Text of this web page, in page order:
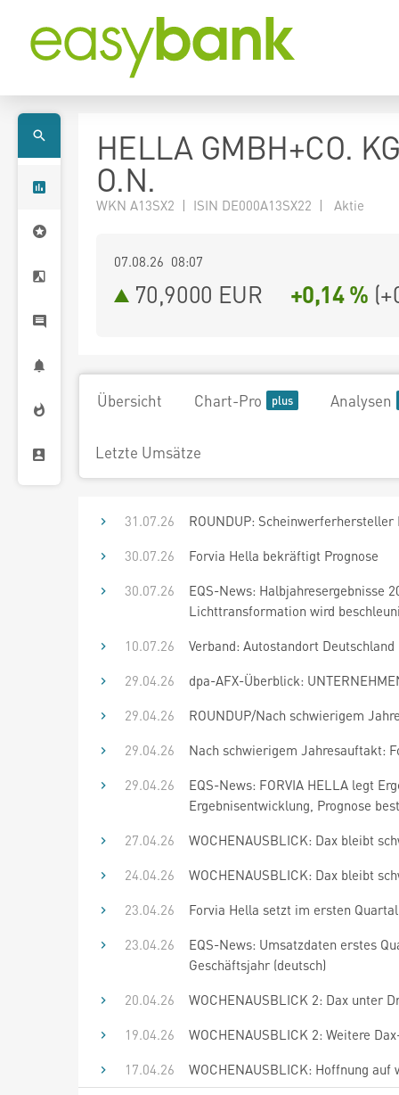
HELLA GMBH+CO.
O.N.
WKN A13SX2 | ISIN DE000A13SX22 | Aktie
07.08.26 08:07
70,9000 EUR +0,14 % (
Übersicht Chart-Pro Analysen
Letzte Umsätze
31.07.26
ROUNDUP:
30.07.26
Forvia Hella bekräftigt Prognose
30.07.26
EQS-News: Halbjahresergebnisse
Lichttransformation wird
10.07.26
Verband: Autostandort
29.04.26
dpa-AFX-Überblick:
29.04.26
ROUNDUP/Nach schwierigem
29.04.26
Nach schwierigem Jahresauftakt:
29.04.26
EQS-News: FORVIA HELLA legt
Ergebnisentwicklung, Prognose
27.04.26
WOCHENAUSBLICK: Dax bleibt
24.04.26
WOCHENAUSBLICK: Dax bleibt
23.04.26
Forvia Hella setzt im ersten
23.04.26
EQS-News: Umsatzdaten erstes
Geschäftsjahr (deutsch)
20.04.26
WOCHENAUSBLICK 2: Dax unter
19.04.26
WOCHENAUSBLICK 2: Weitere
17.04.26
WOCHENAUSBLICK: Hoffnung